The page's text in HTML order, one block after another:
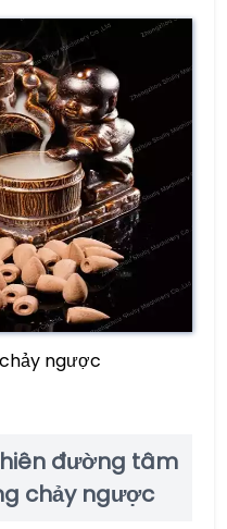
ngược
đường tâm
chảy ngược